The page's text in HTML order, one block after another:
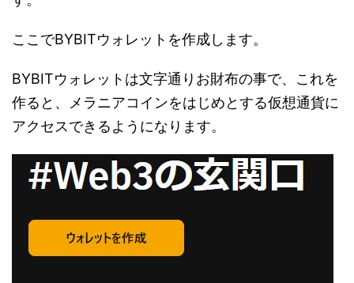
ここでBYBITウォレットを作成します。
BYBITウォレットは文字通りお財布の事で、これを
作ると、メラニアコインをはじめとする仮想通貨に
アクセスできるようになります。